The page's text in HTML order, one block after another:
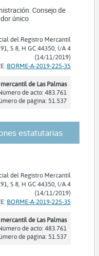
Consejo de
único
del Registro Mercantil
S 8, H GC 44350, I/A 4
(14/11/2019)
BORME-A-2019-225-35
de Las Palmas
de acto: 483.761
de página: 51.537
estatutarias
del Registro Mercantil
S 8, H GC 44350, I/A 4
(14/11/2019)
BORME-A-2019-225-35
de Las Palmas
de acto: 483.761
de página: 51.537